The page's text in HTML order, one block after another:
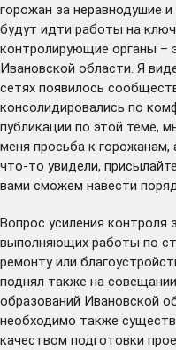
горожан за неравнодушие
будут идти работы на
контролирующие органы –
Ивановской области. Я
сетях появилось
консолидировались по
публикации по этой теме,
меня просьба к горожанам,
что-то увидели,
вами сможем навести
Вопрос усиления контроля
выполняющих работы по
ремонту или
поднял также на
образований Ивановской
необходимо также
качеством подготовки